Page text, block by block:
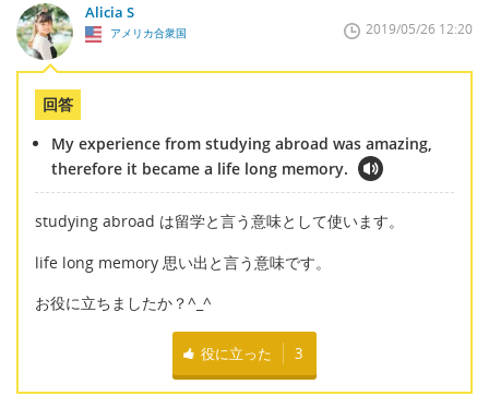
Alicia S
アメリカ合衆国 2019/05/26 12:20
回答
My experience from studying abroad was amazing,
therefore it became a life long memory.
studying abroad は留学と言う意味として使います。
life long memory 思い出と言う意味です。
お役に立ちましたか？^_^
役に立った 3